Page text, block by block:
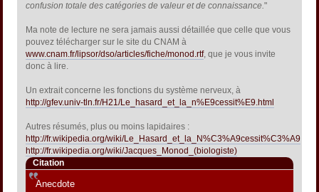
confusion totale des catégories de valeur et de connaissance."
Ma note de lecture ne sera jamais aussi détaillée que celle que vous
pouvez télécharger sur le site du CNAM à
www.cnam.fr/lipsor/dso/articles/fiche/monod.rtf, que je vous invite
donc à lire.
Un extrait concerne les fonctions du système nerveux, à
http://gfev.univ-tln.fr/H21/Le_hasard_et_la_n%E9cessit%E9.html
Autres résumés, plus ou moins lapidaires :
http://fr.wikipedia.org/wiki/Le_Hasard_et_la_N%C3%A9cessit%C3%A9
http://fr.wikipedia.org/wiki/Jacques_Monod_(biologiste)
Citation
Anecdote